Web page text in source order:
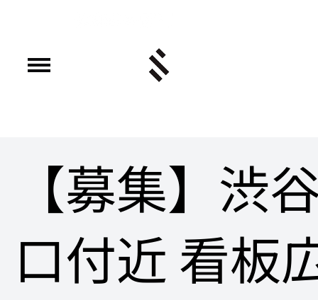
【募集】渋
口付近 看板